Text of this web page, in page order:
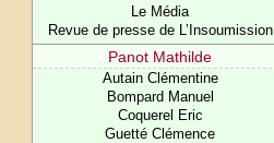
Le Média
Revue de presse de L’Insoumission
Panot Mathilde
Autain Clémentine
Bompard Manuel
Coquerel Eric
Guetté Clémence